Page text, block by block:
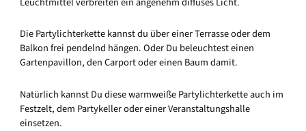
Die Partylichterkette kannst du über einer Terrasse oder dem
Balkon frei pendelnd hängen. Oder Du beleuchtest einen
Gartenpavillon, den Carport oder einen Baum damit.
Natürlich kannst Du diese warmweiße Partylichterkette auch im
Festzelt, dem Partykeller oder einer Veranstaltungshalle
einsetzen.